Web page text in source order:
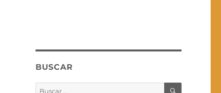
BUSCAR
Buscar
BUSCAR